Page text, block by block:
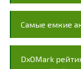
Самые емкие
DxOMark